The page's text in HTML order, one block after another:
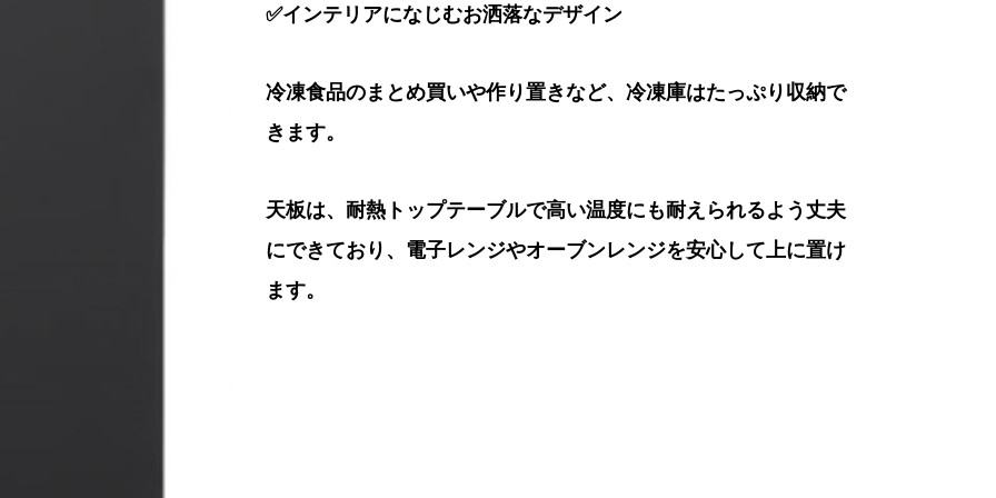
✅インテリアになじむお洒落なデザイン
冷凍食品のまとめ買いや作り置きなど、冷凍庫はたっぷり収納で
きます。
天板は、耐熱トップテーブルで高い温度にも耐えられるよう丈夫
にできており、電子レンジやオーブンレンジを安心して上に置け
ます。